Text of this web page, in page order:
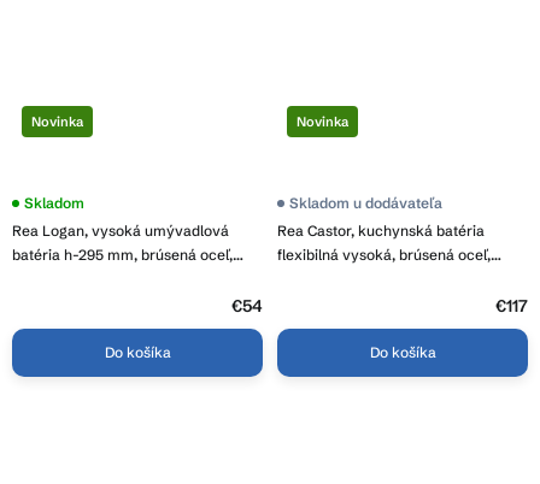
Novinka
Rea Logan, vysoká umývadlová
batéria h-295 mm, brúsená oceľ,
Skladom
€54
Do košíka
Novinka
Rea Castor, kuchynská batéria
flexibilná vysoká, brúsená oceľ,
Skladom u dodávateľa
€117
Do košíka